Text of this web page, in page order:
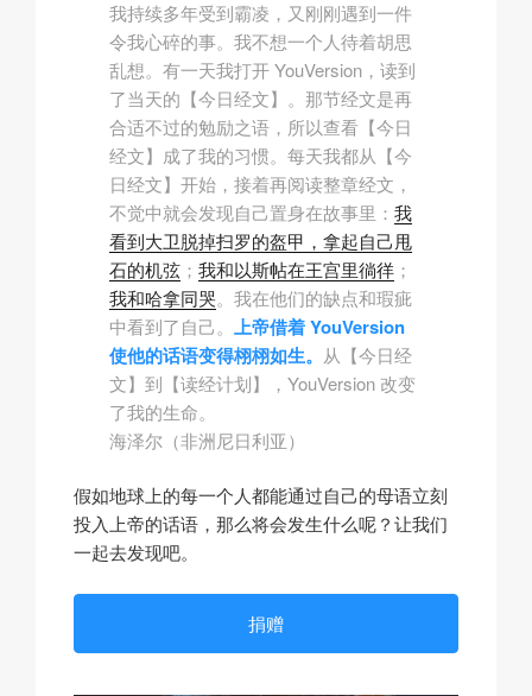
我持续多年受到霸凌，又刚刚遇到一件
令我心碎的事。我不想一个人待着胡思
乱想。有一天我打开 YouVersion，读到
了当天的 【今日经文】 。那节经文是再
合适不过的勉励之语，所以查看【今日
经文】成了我的习惯。每天我都从 【今
日经文】 开始，接着再阅读整章经文，
不觉中就会发现自己置身在故事里： 我
看到大卫脱掉扫罗的盔甲，拿起自己甩
石的机弦 ； 我和以斯帖在王宫里徜徉 ；
我和哈拿同哭。我在他们的缺点和瑕疵
中看到了自己。 上帝借着 YouVersion
使他的话语变得栩栩如生。 从 【今日经
文】 到 【读经计划】
，YouVersion 改变
了我的生命。
海泽尔（非洲尼日利亚）
假如地球上的每一个人都能通过自己的母语立刻
投入上帝的话语，那么将会发生什么呢？让我们
一起去发现吧。
捐赠